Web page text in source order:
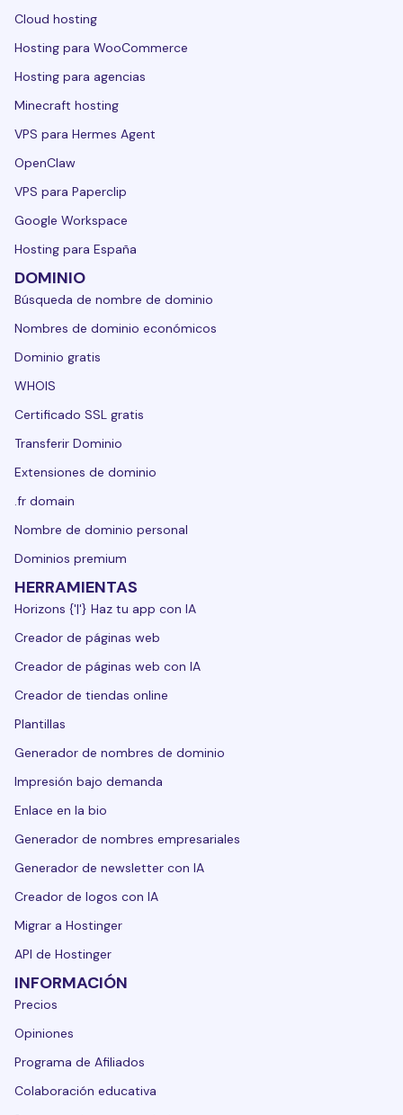
Cloud hosting
Hosting para WooCommerce
Hosting para agencias
Minecraft hosting
VPS para Hermes Agent
OpenClaw
VPS para Paperclip
Google Workspace
Hosting para España
DOMINIO
Búsqueda de nombre de dominio
Nombres de dominio económicos
Dominio gratis
WHOIS
Certificado SSL gratis
Transferir Dominio
Extensiones de dominio
.fr domain
Nombre de dominio personal
Dominios premium
HERRAMIENTAS
Horizons {'|'} Haz tu app con IA
Creador de páginas web
Creador de páginas web con IA
Creador de tiendas online
Plantillas
Generador de nombres de dominio
Impresión bajo demanda
Enlace en la bio
Generador de nombres empresariales
Generador de newsletter con IA
Creador de logos con IA
Migrar a Hostinger
API de Hostinger
INFORMACIÓN
Precios
Opiniones
Programa de Afiliados
Colaboración educativa